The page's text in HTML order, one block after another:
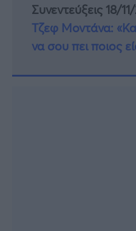
Συνεντεύξεις 18/
Τζεφ Μοντάνα:
να σου πει ποιος